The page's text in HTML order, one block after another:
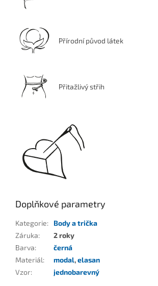
Přírodní původ látek
Přitažlivý střih
Doplňkové parametry
Kategorie:
Body a trička
Záruka:
2 roky
Barva:
černá
Materiál: modal,elasan
Vzor: jednobarevný